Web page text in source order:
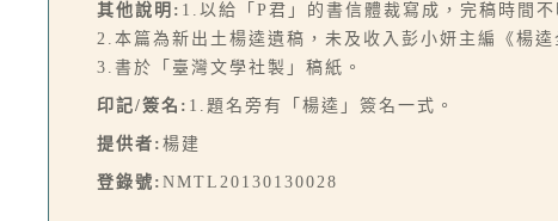
其他說明: 1.以給「P君」的書信體裁寫成，完稿時間不
2.本篇為新出土楊逵遺稿，未及收入彭小妍主編《楊逵
3.書於「臺灣文學社製」稿紙。
印記/簽名: 1.題名旁有「楊逵」簽名一式。
提供者: 楊建
登錄號: NMTL20130130028